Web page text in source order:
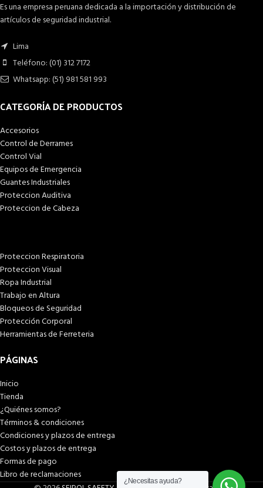
Es una empresa peruana dedicada a la importación y distribución de
artículos de seguridad industrial.
Lima
Teléfono: (01) 312 7172
Whatsapp: (51) 981 581 993
CATEGORÍA DE PRODUCTOS
Accesorios
Control de Derrames
Control Vial
Equipos de Emergencia
Guantes Industriales
Proteccion Auditiva
Proteccion de Cabeza
Proteccion Respiratoria
Proteccion Visual
Ropa Industrial
Trabajo en Altura
Bloqueos de Seguridad
Protección Corporal
Herramientas de Ferreteria
PÁGINAS
Inicio
Tienda
¿Quiénes somos?
Términos & condiciones
Condiciones y plazos de entrega
Costos y plazos de entrega
Formas de pago
Libro de reclamaciones
¿Necesitas ayuda?